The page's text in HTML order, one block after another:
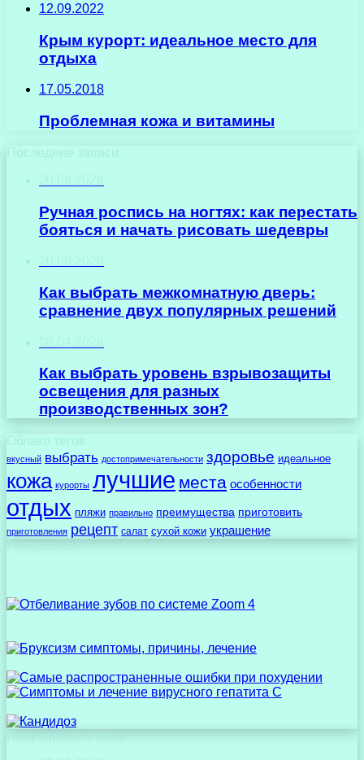
12.09.2022
Крым курорт: идеальное место для
отдыха
17.05.2018
Проблемная кожа и витамины
Последние записи
Ручная роспись на ногтях: как перестать
бояться и начать рисовать шедевры
Как выбрать межкомнатную дверь:
сравнение двух популярных решений
Как выбрать уровень взрывозащиты
освещения для разных
производственных зон?
Облако тегов
вкусный выбрать достопримечательности здоровье идеальное
кожа курорты лучшие места особенности
отдых пляжи правильно преимущества приготовить
приготовления рецепт салат сухой кожи украшение